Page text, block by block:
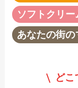
ソフトクリー
あなたの街
どこ